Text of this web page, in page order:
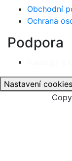
Obchodní
Ochrana
Podpora
Nastavení cookies